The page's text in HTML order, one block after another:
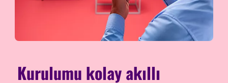
Kurulumu kolay akıllı